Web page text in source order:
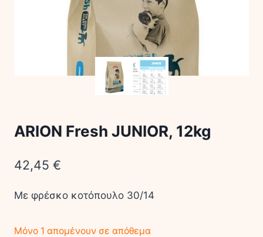
ARION Fresh JUNIOR, 12kg
42,45 €
Με φρέσκο κοτόπουλο 30/14
Μόνο 1 απομένουν σε απόθεμα